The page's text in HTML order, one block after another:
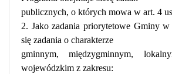
publicznych, o których mowa w art. 4
2. Jako zadania priorytetowe Gminy
się zadania o charakterze
gminnym, międzygminnym,
wojewódzkim z zakresu: